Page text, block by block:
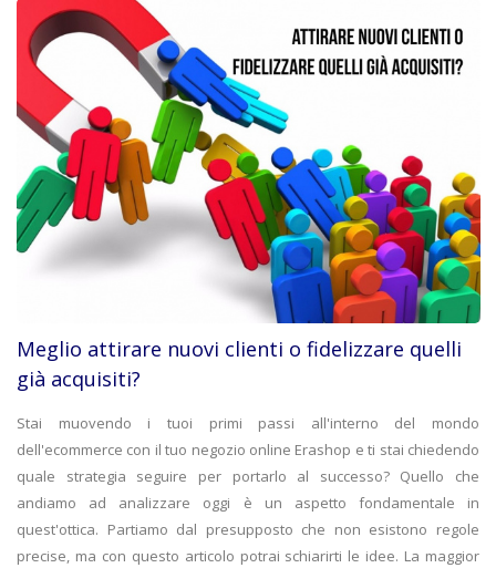
Meglio attirare nuovi clienti o fidelizzare quelli
già acquisiti?
Stai muovendo i tuoi primi passi all'interno del mondo
dell'ecommerce con il tuo negozio online Erashop e ti stai chiedendo
quale strategia seguire per portarlo al successo? Quello che
andiamo ad analizzare oggi è un aspetto fondamentale in
quest'ottica. Partiamo dal presupposto che non esistono regole
precise, ma con questo articolo potrai schiarirti le idee. La maggior